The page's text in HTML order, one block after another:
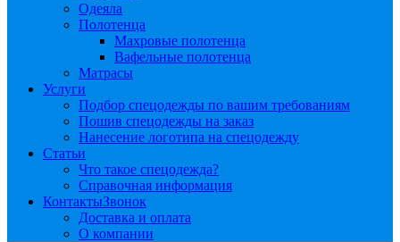
Одеяла
Полотенца
Махровые полотенца
Вафельные полотенца
Матрасы
Услуги
Подбор спецодежды по вашим требованиям
Пошив спецодежды на заказ
Нанесение логотипа на спецодежду
Статьи
Что такое спецодежда?
Справочная информация
КонтактыЗвонок
Доставка и оплата
О компании